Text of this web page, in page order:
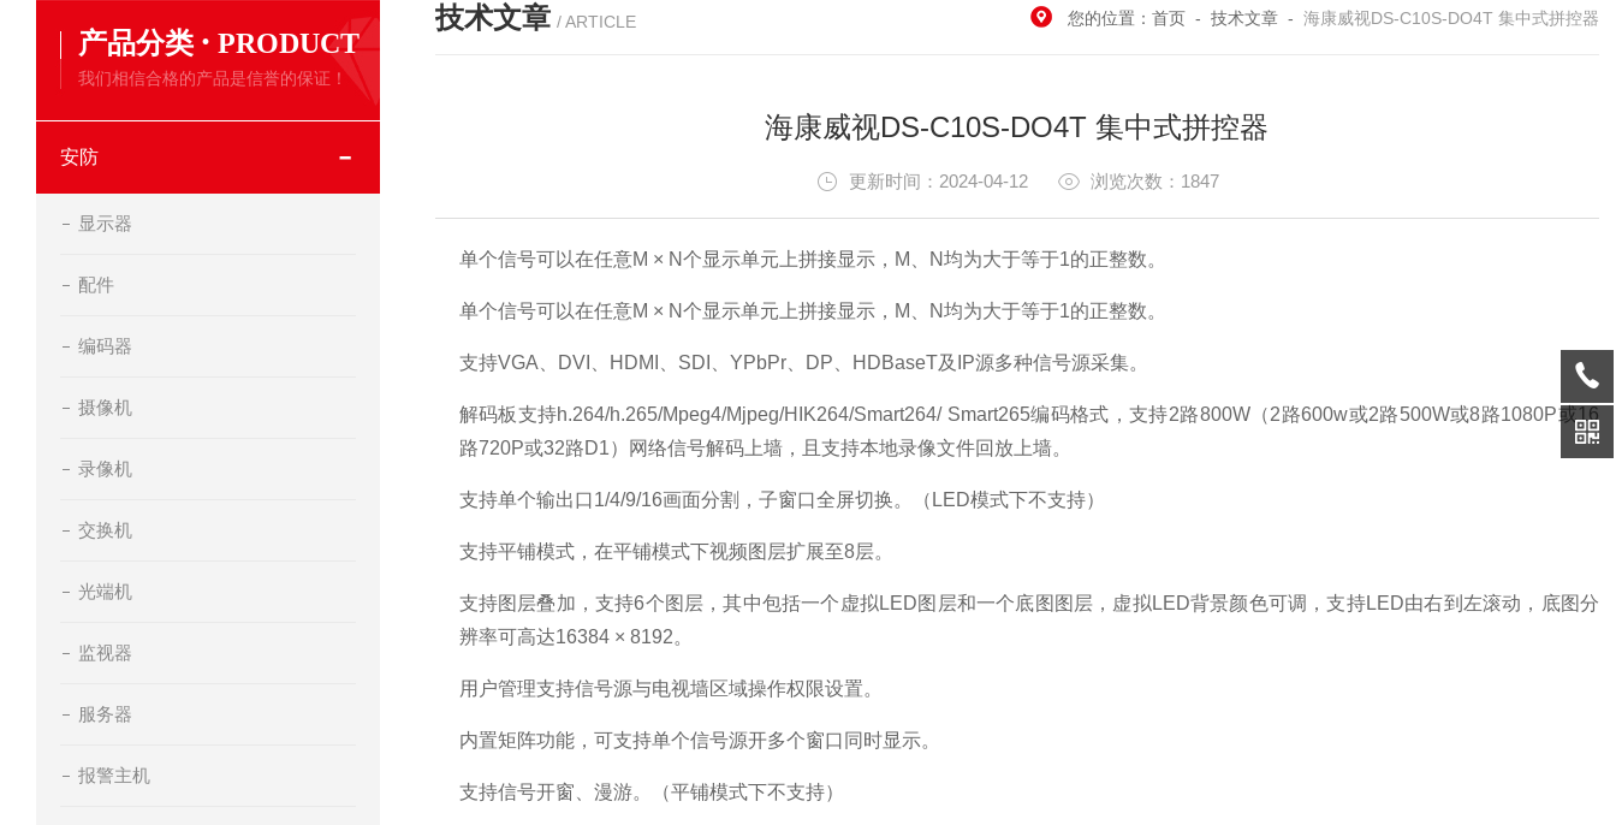
产品分类 · PRODUCT
我们相信合格的产品是信誉的保证！
安防
显示器
配件
编码器
摄像机
录像机
交换机
光端机
监视器
服务器
报警主机
技术文章 / ARTICLE 您的位置： 首页 - 技术文章 - 海康威视DS-C10S-DO4T 集中式拼控器
海康威视DS-C10S-DO4T 集中式拼控器
更新时间：2024-04-12 浏览次数：1847
单个信号可以在任意M × N个显示单元上拼接显示，M、N均为大于等于1的正整数。
单个信号可以在任意M × N个显示单元上拼接显示，M、N均为大于等于1的正整数。
支持VGA、DVI、HDMI、SDI、YPbPr、DP、HDBaseT及IP源多种信号源采集。
解码板支持h.264/h.265/Mpeg4/Mjpeg/HIK264/Smart264/ Smart265编码格式，支持2路800W（2路600w或2路500W或8路1080P或16
路720P或32路D1）网络信号解码上墙，且支持本地录像文件回放上墙。
支持单个输出口1/4/9/16画面分割，子窗口全屏切换。（LED模式下不支持）
支持平铺模式，在平铺模式下视频图层扩展至8层。
支持图层叠加，支持6个图层，其中包括一个虚拟LED图层和一个底图图层，虚拟LED背景颜色可调，支持LED由右到左滚动，底图分
辨率可高达16384 × 8192。
用户管理支持信号源与电视墙区域操作权限设置。
内置矩阵功能，可支持单个信号源开多个窗口同时显示。
支持信号开窗、漫游。（平铺模式下不支持）